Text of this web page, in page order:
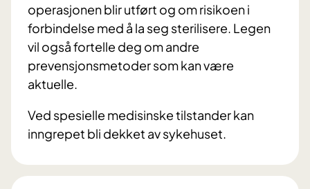
operasjonen blir utført og om risikoen i
forbindelse med å la seg sterilisere. Legen
vil også fortelle deg om andre
prevensjonsmetoder som kan være
aktuelle.
Ved spesielle medisinske tilstander kan
inngrepet bli dekket av sykehuset.